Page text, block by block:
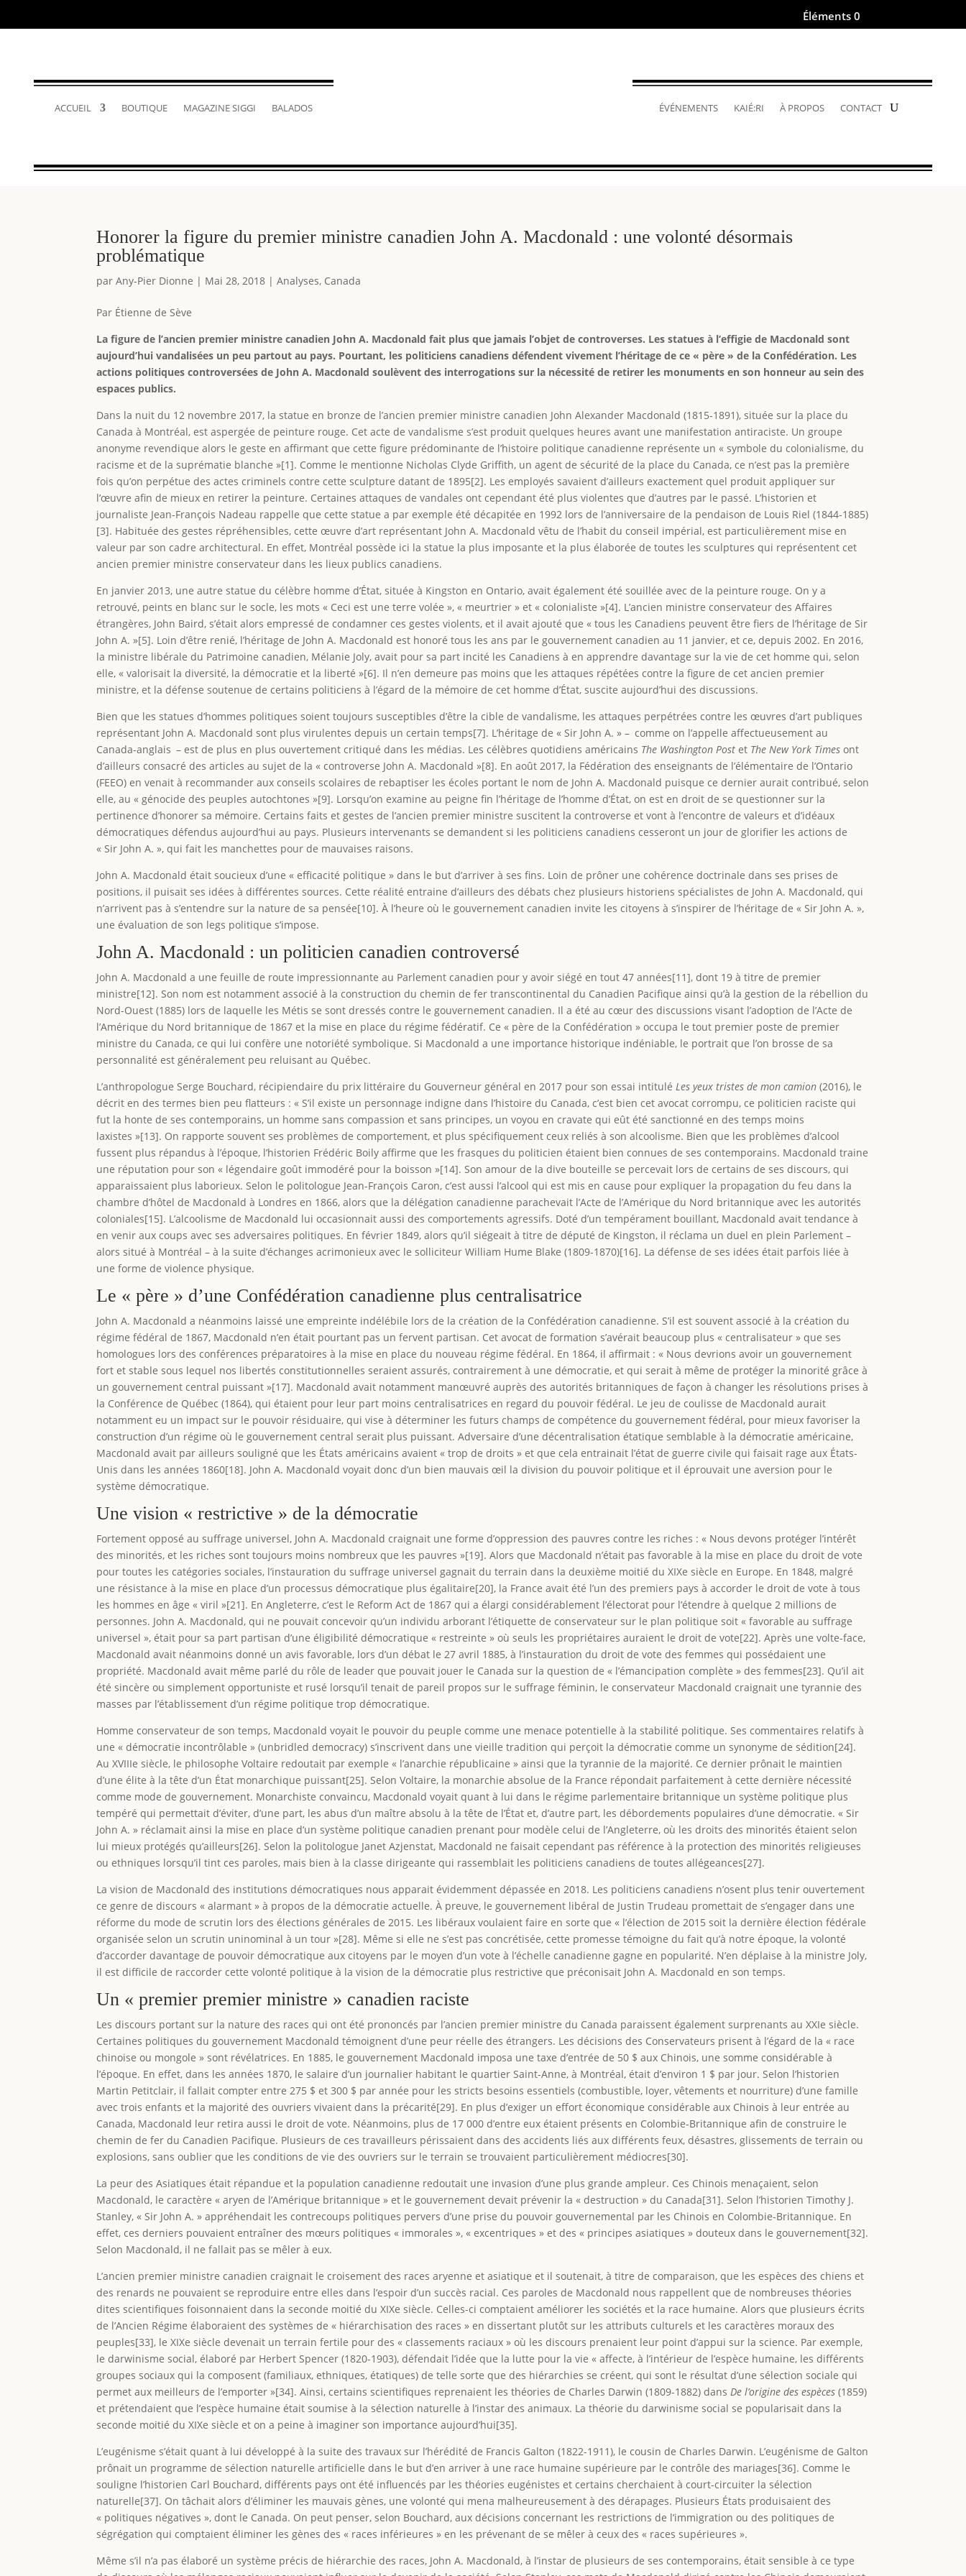
Éléments 0
ACCUEIL BOUTIQUE MAGAZINE SIGGI BALADOS ÉVÉNEMENTS KAIÉ:RI À PROPOS CONTACT
Honorer la figure du premier ministre canadien John A. Macdonald : une volonté désormais
problématique
parAny-Pier Dionne | Mai 28, 2018 |Analyses, Canada
Par Étienne de Sève
La figure de l’ancien premier ministre canadien John A. Macdonald fait plus que jamais l’objet de controverses. Les statues à l’effigie de Macdonald sont
aujourd’hui vandalisées un peu partout au pays. Pourtant, les politiciens canadiens défendent vivement l’héritage de ce « père » de la Confédération. Les
actions politiques controversées de John A. Macdonald soulèvent des interrogations sur la nécessité de retirer les monuments en son honneur au sein des
espaces publics.
Dans la nuit du 12 novembre 2017, la statue en bronze de l’ancien premier ministre canadien John Alexander Macdonald (1815-1891), située sur la place du
Canada à Montréal, est aspergée de peinture rouge. Cet acte de vandalisme s’est produit quelques heures avant une manifestation antiraciste. Un groupe
anonyme revendique alors le geste en affirmant que cette figure prédominante de l’histoire politique canadienne représente un « symbole du colonialisme, du
racisme et de la suprématie blanche »[1]. Comme le mentionne Nicholas Clyde Griffith, un agent de sécurité de la place du Canada, ce n’est pas la première
fois qu’on perpétue des actes criminels contre cette sculpture datant de 1895[2]. Les employés savaient d’ailleurs exactement quel produit appliquer sur
l’œuvre afin de mieux en retirer la peinture. Certaines attaques de vandales ont cependant été plus violentes que d’autres par le passé. L’historien et
journaliste Jean-François Nadeau rappelle que cette statue a par exemple été décapitée en 1992 lors de l’anniversaire de la pendaison de Louis Riel (1844-1885)
[3]. Habituée des gestes répréhensibles, cette œuvre d’art représentant John A. Macdonald vêtu de l’habit du conseil impérial, est particulièrement mise en
valeur par son cadre architectural. En effet, Montréal possède ici la statue la plus imposante et la plus élaborée de toutes les sculptures qui représentent cet
ancien premier ministre conservateur dans les lieux publics canadiens.
En janvier 2013, une autre statue du célèbre homme d’État, située à Kingston en Ontario, avait également été souillée avec de la peinture rouge. On y a
retrouvé, peints en blanc sur le socle, les mots « Ceci est une terre volée », « meurtrier » et « colonialiste »[4]. L’ancien ministre conservateur des Affaires
étrangères, John Baird, s’était alors empressé de condamner ces gestes violents, et il avait ajouté que « tous les Canadiens peuvent être fiers de l’héritage de Sir
John A. »[5]. Loin d’être renié, l’héritage de John A. Macdonald est honoré tous les ans par le gouvernement canadien au 11 janvier, et ce, depuis 2002. En 2016,
la ministre libérale du Patrimoine canadien, Mélanie Joly, avait pour sa part incité les Canadiens à en apprendre davantage sur la vie de cet homme qui, selon
elle, « valorisait la diversité, la démocratie et la liberté »[6]. Il n’en demeure pas moins que les attaques répétées contre la figure de cet ancien premier
ministre, et la défense soutenue de certains politiciens à l’égard de la mémoire de cet homme d’État, suscite aujourd’hui des discussions.
Bien que les statues d’hommes politiques soient toujours susceptibles d’être la cible de vandalisme, les attaques perpétrées contre les œuvres d’art publiques
représentant John A. Macdonald sont plus virulentes depuis un certain temps[7]. L’héritage de « Sir John A. » – comme on l’appelle affectueusement au
Canada-anglais – est de plus en plus ouvertement critiqué dans les médias. Les célèbres quotidiens américains The Washington Post et The New York Times ont
d’ailleurs consacré des articles au sujet de la « controverse John A. Macdonald »[8]. En août 2017, la Fédération des enseignants de l’élémentaire de l’Ontario
(FEEO) en venait à recommander aux conseils scolaires de rebaptiser les écoles portant le nom de John A. Macdonald puisque ce dernier aurait contribué, selon
elle, au « génocide des peuples autochtones »[9]. Lorsqu’on examine au peigne fin l’héritage de l’homme d’État, on est en droit de se questionner sur la
pertinence d’honorer sa mémoire. Certains faits et gestes de l’ancien premier ministre suscitent la controverse et vont à l’encontre de valeurs et d’idéaux
démocratiques défendus aujourd’hui au pays. Plusieurs intervenants se demandent si les politiciens canadiens cesseront un jour de glorifier les actions de
« Sir John A. », qui fait les manchettes pour de mauvaises raisons.
John A. Macdonald était soucieux d’une « efficacité politique » dans le but d’arriver à ses fins. Loin de prôner une cohérence doctrinale dans ses prises de
positions, il puisait ses idées à différentes sources. Cette réalité entraine d’ailleurs des débats chez plusieurs historiens spécialistes de John A. Macdonald, qui
n’arrivent pas à s’entendre sur la nature de sa pensée[10]. À l’heure où le gouvernement canadien invite les citoyens à s’inspirer de l’héritage de « Sir John A. »,
une évaluation de son legs politique s’impose.
John A. Macdonald : un politicien canadien controversé
John A. Macdonald a une feuille de route impressionnante au Parlement canadien pour y avoir siégé en tout 47 années[11], dont 19 à titre de premier
ministre[12]. Son nom est notamment associé à la construction du chemin de fer transcontinental du Canadien Pacifique ainsi qu’à la gestion de la rébellion du
Nord-Ouest (1885) lors de laquelle les Métis se sont dressés contre le gouvernement canadien. Il a été au cœur des discussions visant l’adoption de l’Acte de
l’Amérique du Nord britannique de 1867 et la mise en place du régime fédératif. Ce « père de la Confédération » occupa le tout premier poste de premier
ministre du Canada, ce qui lui confère une notoriété symbolique. Si Macdonald a une importance historique indéniable, le portrait que l’on brosse de sa
personnalité est généralement peu reluisant au Québec.
L’anthropologue Serge Bouchard, récipiendaire du prix littéraire du Gouverneur général en 2017 pour son essai intitulé Les yeux tristes de mon camion (2016), le
décrit en des termes bien peu flatteurs : « S’il existe un personnage indigne dans l’histoire du Canada, c’est bien cet avocat corrompu, ce politicien raciste qui
fut la honte de ses contemporains, un homme sans compassion et sans principes, un voyou en cravate qui eût été sanctionné en des temps moins
laxistes »[13]. On rapporte souvent ses problèmes de comportement, et plus spécifiquement ceux reliés à son alcoolisme. Bien que les problèmes d’alcool
fussent plus répandus à l’époque, l’historien Frédéric Boily affirme que les frasques du politicien étaient bien connues de ses contemporains. Macdonald traine
une réputation pour son « légendaire goût immodéré pour la boisson »[14]. Son amour de la dive bouteille se percevait lors de certains de ses discours, qui
apparaissaient plus laborieux. Selon le politologue Jean-François Caron, c’est aussi l’alcool qui est mis en cause pour expliquer la propagation du feu dans la
chambre d’hôtel de Macdonald à Londres en 1866, alors que la délégation canadienne parachevait l’Acte de l’Amérique du Nord britannique avec les autorités
coloniales[15]. L’alcoolisme de Macdonald lui occasionnait aussi des comportements agressifs. Doté d’un tempérament bouillant, Macdonald avait tendance à
en venir aux coups avec ses adversaires politiques. En février 1849, alors qu’il siégeait à titre de député de Kingston, il réclama un duel en plein Parlement –
alors situé à Montréal – à la suite d’échanges acrimonieux avec le solliciteur William Hume Blake (1809-1870)[16]. La défense de ses idées était parfois liée à
une forme de violence physique.
Le « père » d’une Confédération canadienne plus centralisatrice
John A. Macdonald a néanmoins laissé une empreinte indélébile lors de la création de la Confédération canadienne. S’il est souvent associé à la création du
régime fédéral de 1867, Macdonald n’en était pourtant pas un fervent partisan. Cet avocat de formation s’avérait beaucoup plus « centralisateur » que ses
homologues lors des conférences préparatoires à la mise en place du nouveau régime fédéral. En 1864, il affirmait : « Nous devrions avoir un gouvernement
fort et stable sous lequel nos libertés constitutionnelles seraient assurés, contrairement à une démocratie, et qui serait à même de protéger la minorité grâce à
un gouvernement central puissant »[17]. Macdonald avait notamment manœuvré auprès des autorités britanniques de façon à changer les résolutions prises à
la Conférence de Québec (1864), qui étaient pour leur part moins centralisatrices en regard du pouvoir fédéral. Le jeu de coulisse de Macdonald aurait
notamment eu un impact sur le pouvoir résiduaire, qui vise à déterminer les futurs champs de compétence du gouvernement fédéral, pour mieux favoriser la
construction d’un régime où le gouvernement central serait plus puissant. Adversaire d’une décentralisation étatique semblable à la démocratie américaine,
Macdonald avait par ailleurs souligné que les États américains avaient « trop de droits » et que cela entrainait l’état de guerre civile qui faisait rage aux États-
Unis dans les années 1860[18]. John A. Macdonald voyait donc d’un bien mauvais œil la division du pouvoir politique et il éprouvait une aversion pour le
système démocratique.
Une vision « restrictive » de la démocratie
Fortement opposé au suffrage universel, John A. Macdonald craignait une forme d’oppression des pauvres contre les riches : « Nous devons protéger l’intérêt
des minorités, et les riches sont toujours moins nombreux que les pauvres »[19]. Alors que Macdonald n’était pas favorable à la mise en place du droit de vote
pour toutes les catégories sociales, l’instauration du suffrage universel gagnait du terrain dans la deuxième moitié du XIXe siècle en Europe. En 1848, malgré
une résistance à la mise en place d’un processus démocratique plus égalitaire[20], la France avait été l’un des premiers pays à accorder le droit de vote à tous
les hommes en âge « viril »[21]. En Angleterre, c’est le Reform Act de 1867 qui a élargi considérablement l’électorat pour l’étendre à quelque 2 millions de
personnes. John A. Macdonald, qui ne pouvait concevoir qu’un individu arborant l’étiquette de conservateur sur le plan politique soit « favorable au suffrage
universel », était pour sa part partisan d’une éligibilité démocratique « restreinte » où seuls les propriétaires auraient le droit de vote[22]. Après une volte-face,
Macdonald avait néanmoins donné un avis favorable, lors d’un débat le 27 avril 1885, à l’instauration du droit de vote des femmes qui possédaient une
propriété. Macdonald avait même parlé du rôle de leader que pouvait jouer le Canada sur la question de « l’émancipation complète » des femmes[23]. Qu’il ait
été sincère ou simplement opportuniste et rusé lorsqu’il tenait de pareil propos sur le suffrage féminin, le conservateur Macdonald craignait une tyrannie des
masses par l’établissement d’un régime politique trop démocratique.
Homme conservateur de son temps, Macdonald voyait le pouvoir du peuple comme une menace potentielle à la stabilité politique. Ses commentaires relatifs à
une « démocratie incontrôlable » (unbridled democracy) s’inscrivent dans une vieille tradition qui perçoit la démocratie comme un synonyme de sédition[24].
Au XVIIIe siècle, le philosophe Voltaire redoutait par exemple « l’anarchie républicaine » ainsi que la tyrannie de la majorité. Ce dernier prônait le maintien
d’une élite à la tête d’un État monarchique puissant[25]. Selon Voltaire, la monarchie absolue de la France répondait parfaitement à cette dernière nécessité
comme mode de gouvernement. Monarchiste convaincu, Macdonald voyait quant à lui dans le régime parlementaire britannique un système politique plus
tempéré qui permettait d’éviter, d’une part, les abus d’un maître absolu à la tête de l’État et, d’autre part, les débordements populaires d’une démocratie. « Sir
John A. » réclamait ainsi la mise en place d’un système politique canadien prenant pour modèle celui de l’Angleterre, où les droits des minorités étaient selon
lui mieux protégés qu’ailleurs[26]. Selon la politologue Janet Azjenstat, Macdonald ne faisait cependant pas référence à la protection des minorités religieuses
ou ethniques lorsqu’il tint ces paroles, mais bien à la classe dirigeante qui rassemblait les politiciens canadiens de toutes allégeances[27].
La vision de Macdonald des institutions démocratiques nous apparait évidemment dépassée en 2018. Les politiciens canadiens n’osent plus tenir ouvertement
ce genre de discours « alarmant » à propos de la démocratie actuelle. À preuve, le gouvernement libéral de Justin Trudeau promettait de s’engager dans une
réforme du mode de scrutin lors des élections générales de 2015. Les libéraux voulaient faire en sorte que « l’élection de 2015 soit la dernière élection fédérale
organisée selon un scrutin uninominal à un tour »[28]. Même si elle ne s’est pas concrétisée, cette promesse témoigne du fait qu’à notre époque, la volonté
d’accorder davantage de pouvoir démocratique aux citoyens par le moyen d’un vote à l’échelle canadienne gagne en popularité. N’en déplaise à la ministre Joly,
il est difficile de raccorder cette volonté politique à la vision de la démocratie plus restrictive que préconisait John A. Macdonald en son temps.
Un « premier premier ministre » canadien raciste
Les discours portant sur la nature des races qui ont été prononcés par l’ancien premier ministre du Canada paraissent également surprenants au XXIe siècle.
Certaines politiques du gouvernement Macdonald témoignent d’une peur réelle des étrangers. Les décisions des Conservateurs prisent à l’égard de la « race
chinoise ou mongole » sont révélatrices. En 1885, le gouvernement Macdonald imposa une taxe d’entrée de 50 $ aux Chinois, une somme considérable à
l’époque. En effet, dans les années 1870, le salaire d’un journalier habitant le quartier Saint-Anne, à Montréal, était d’environ 1 $ par jour. Selon l’historien
Martin Petitclair, il fallait compter entre 275 $ et 300 $ par année pour les stricts besoins essentiels (combustible, loyer, vêtements et nourriture) d’une famille
avec trois enfants et la majorité des ouvriers vivaient dans la précarité[29]. En plus d’exiger un effort économique considérable aux Chinois à leur entrée au
Canada, Macdonald leur retira aussi le droit de vote. Néanmoins, plus de 17 000 d’entre eux étaient présents en Colombie-Britannique afin de construire le
chemin de fer du Canadien Pacifique. Plusieurs de ces travailleurs périssaient dans des accidents liés aux différents feux, désastres, glissements de terrain ou
explosions, sans oublier que les conditions de vie des ouvriers sur le terrain se trouvaient particulièrement médiocres[30].
La peur des Asiatiques était répandue et la population canadienne redoutait une invasion d’une plus grande ampleur. Ces Chinois menaçaient, selon
Macdonald, le caractère « aryen de l’Amérique britannique » et le gouvernement devait prévenir la « destruction » du Canada[31]. Selon l’historien Timothy J.
Stanley, « Sir John A. » appréhendait les contrecoups politiques pervers d’une prise du pouvoir gouvernemental par les Chinois en Colombie-Britannique. En
effet, ces derniers pouvaient entraîner des mœurs politiques « immorales », « excentriques » et des « principes asiatiques » douteux dans le gouvernement[32].
Selon Macdonald, il ne fallait pas se mêler à eux.
L’ancien premier ministre canadien craignait le croisement des races aryenne et asiatique et il soutenait, à titre de comparaison, que les espèces des chiens et
des renards ne pouvaient se reproduire entre elles dans l’espoir d’un succès racial. Ces paroles de Macdonald nous rappellent que de nombreuses théories
dites scientifiques foisonnaient dans la seconde moitié du XIXe siècle. Celles-ci comptaient améliorer les sociétés et la race humaine. Alors que plusieurs écrits
de l’Ancien Régime élaboraient des systèmes de « hiérarchisation des races » en dissertant plutôt sur les attributs culturels et les caractères moraux des
peuples[33], le XIXe siècle devenait un terrain fertile pour des « classements raciaux » où les discours prenaient leur point d’appui sur la science. Par exemple,
le darwinisme social, élaboré par Herbert Spencer (1820-1903), défendait l’idée que la lutte pour la vie « affecte, à l’intérieur de l’espèce humaine, les différents
groupes sociaux qui la composent (familiaux, ethniques, étatiques) de telle sorte que des hiérarchies se créent, qui sont le résultat d’une sélection sociale qui
permet aux meilleurs de l’emporter »[34]. Ainsi, certains scientifiques reprenaient les théories de Charles Darwin (1809-1882) dans De l’origine des espèces (1859)
et prétendaient que l’espèce humaine était soumise à la sélection naturelle à l’instar des animaux. La théorie du darwinisme social se popularisait dans la
seconde moitié du XIXe siècle et on a peine à imaginer son importance aujourd’hui[35].
L’eugénisme s’était quant à lui développé à la suite des travaux sur l’hérédité de Francis Galton (1822-1911), le cousin de Charles Darwin. L’eugénisme de Galton
prônait un programme de sélection naturelle artificielle dans le but d’en arriver à une race humaine supérieure par le contrôle des mariages[36]. Comme le
souligne l’historien Carl Bouchard, différents pays ont été influencés par les théories eugénistes et certains cherchaient à court-circuiter la sélection
naturelle[37]. On tâchait alors d’éliminer les mauvais gènes, une volonté qui mena malheureusement à des dérapages. Plusieurs États produisaient des
« politiques négatives », dont le Canada. On peut penser, selon Bouchard, aux décisions concernant les restrictions de l’immigration ou des politiques de
ségrégation qui comptaient éliminer les gènes des « races inférieures » en les prévenant de se mêler à ceux des « races supérieures ».
Même s’il n’a pas élaboré un système précis de hiérarchie des races, John A. Macdonald, à l’instar de plusieurs de ses contemporains, était sensible à ce type